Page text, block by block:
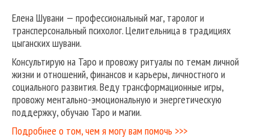
Елена Шувани — профессиональный маг, таролог и
трансперсональный психолог. Целительница в традициях
цыганских шувани.
Консультирую на Таро и провожу ритуалы по темам личной
жизни и отношений, финансов и карьеры, личностного и
социального развития. Веду трансформационные игры,
провожу ментально-эмоциональную и энергетическую
поддержку, обучаю Таро и магии.
Подробнее о том, чем я могу вам помочь >>>